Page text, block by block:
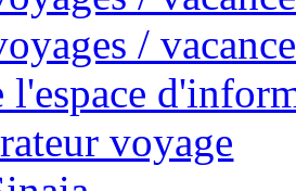
/
l'espace
voyage